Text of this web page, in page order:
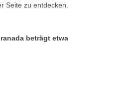
Seite zu entdecken.
beträgt etwa